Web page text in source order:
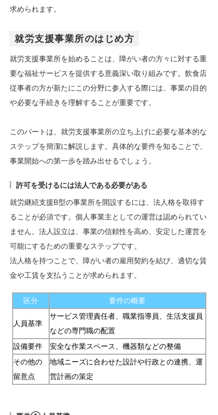
求められます。
就労支援事業所のはじめ方
就労支援事業所を始めることは、障がい者の方々に対する重
要な福祉サービスを提供する意義深い取り組みです。飲食店
従事者の方が新たにこの分野に参入する際には、事業の目的
や必要な手続きを理解することが重要です。
このパートは、就労支援事業所の立ち上げに必要な基本的な
ステップを簡潔に解説します。具体的な要件を知ることで、
事業開始への第一歩を踏み出せるでしょう。
許可を受けるには法人である必要がある
就労継続支援B型の事業所を開設するには、法人格を取得す
ることが必須です。個人事業主としての運営は認められてい
ません。法人設立は、事業の信頼性を高め、安定した運営を
可能にするための重要なステップです。
法人格を持つことで、障がい者の雇用契約を結び、適切な賃
金や工賃を支払うことが求められます。
区分 要件の概要
人員基準
サービス管理責任者、職業指導員、生活支援員
などの専門職の配置
設備要件
安全な作業スペース、機器類などの整備
その他の
留意点
地域ニーズに合わせた設計や行政との連携、運
営計画の策定